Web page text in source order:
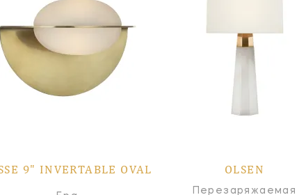
9" INVERTABLE OVAL OLSEN
Перезаряжаемая